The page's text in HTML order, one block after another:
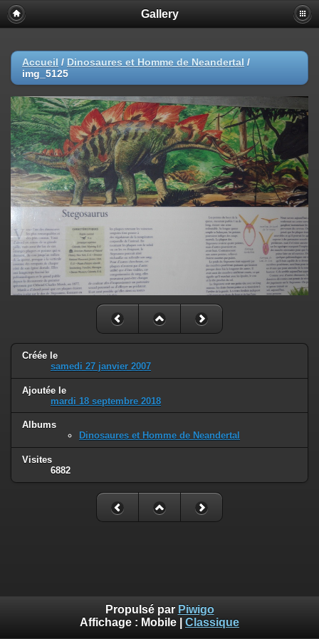
Gallery
Accueil / Dinosaures et Homme de Neandertal /
img_5125
Créée le
samedi 27 janvier 2007
Ajoutée le
mardi 18 septembre 2018
Albums
Dinosaures et Homme de Neandertal
Visites
6882
Propulsé par Piwigo
Affichage : Mobile Classique